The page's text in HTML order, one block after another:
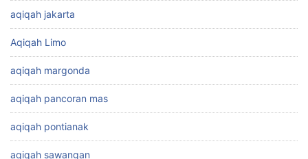
aqiqah jakarta
Aqiqah Limo
aqiqah margonda
aqiqah pancoran mas
aqiqah pontianak
aqiqah sawangan